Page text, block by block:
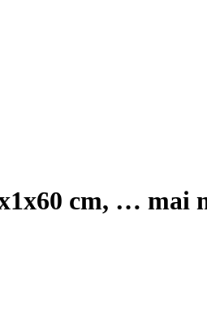
cm, … mai